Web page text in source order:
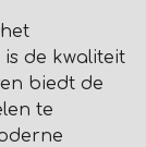
de kwaliteit
biedt de
te